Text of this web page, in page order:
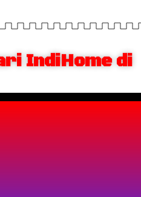
IndiHome di